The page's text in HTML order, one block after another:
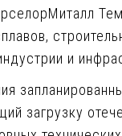
и
загрузку